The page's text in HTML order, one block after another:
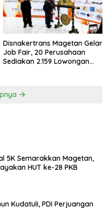
Disnakertrans Magetan Gelar
Job Fair, 20 Perusahaan
Sediakan 2.159 Lowongan
5K Semarakkan Magetan,
HUT ke-28 PKB
Kudatuli, PDI Perjuangan